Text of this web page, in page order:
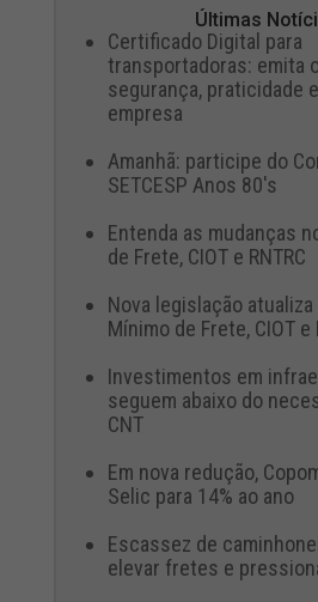
Últimas
Certificado Digital para
transportadoras: emita
segurança, praticidade
empresa
Amanhã: participe do
SETCESP Anos 80's
Entenda as mudanças
de Frete, CIOT e RNTRC
Nova legislação
Mínimo de Frete, CIOT e
Investimentos em
seguem abaixo do
CNT
Em nova redução,
Selic para 14% ao ano
Escassez de
elevar fretes e